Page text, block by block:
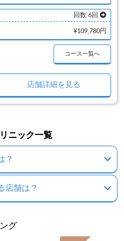
回数 6回
¥109,780円
コース一覧へ
店舗詳細を見る
ニック一覧
？
店舗は？
グ